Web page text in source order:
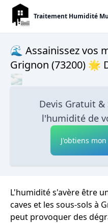
Traitement Humidité
🌊 Assainissez vos
Grignon (73200) 🌟
🌫
Devis Gratuit
l'humidité de
J'obtiens
L'humidité s'avère être
caves et les sous-sols à
peut provoquer des